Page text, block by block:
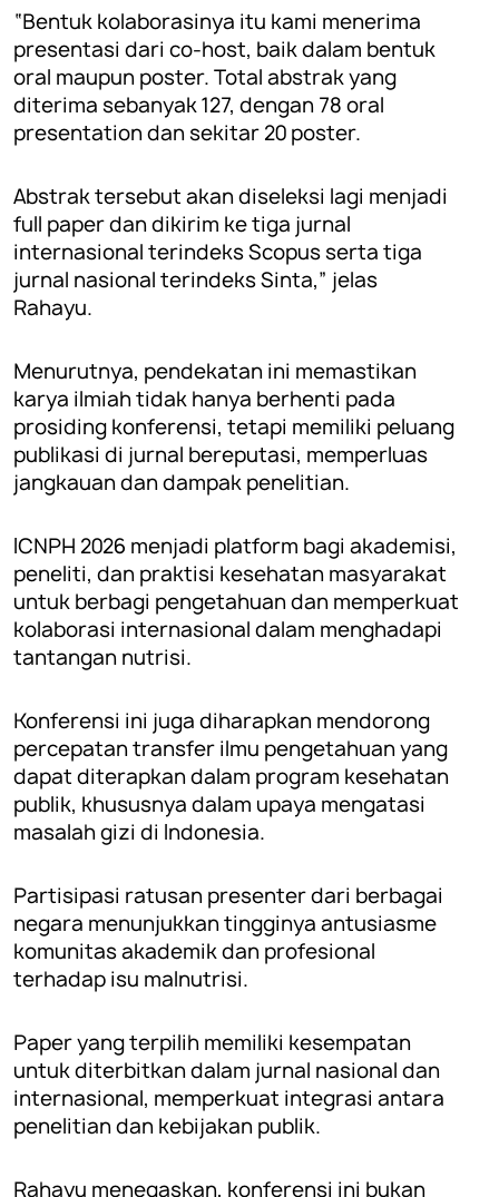
“Bentuk kolaborasinya itu kami menerima
presentasi dari co-host, baik dalam bentuk
oral maupun poster. Total abstrak yang
diterima sebanyak 127, dengan 78 oral
presentation dan sekitar 20 poster.
Abstrak tersebut akan diseleksi lagi menjadi
full paper dan dikirim ke tiga jurnal
internasional terindeks Scopus serta tiga
jurnal nasional terindeks Sinta,” jelas
Rahayu.
Menurutnya, pendekatan ini memastikan
karya ilmiah tidak hanya berhenti pada
prosiding konferensi, tetapi memiliki peluang
publikasi di jurnal bereputasi, memperluas
jangkauan dan dampak penelitian.
ICNPH 2026 menjadi platform bagi akademisi,
peneliti, dan praktisi kesehatan masyarakat
untuk berbagi pengetahuan dan memperkuat
kolaborasi internasional dalam menghadapi
tantangan nutrisi.
Konferensi ini juga diharapkan mendorong
percepatan transfer ilmu pengetahuan yang
dapat diterapkan dalam program kesehatan
publik, khususnya dalam upaya mengatasi
masalah gizi di Indonesia.
Partisipasi ratusan presenter dari berbagai
negara menunjukkan tingginya antusiasme
komunitas akademik dan profesional
terhadap isu malnutrisi.
Paper yang terpilih memiliki kesempatan
untuk diterbitkan dalam jurnal nasional dan
internasional, memperkuat integrasi antara
penelitian dan kebijakan publik.
Rahayu menegaskan, konferensi ini bukan